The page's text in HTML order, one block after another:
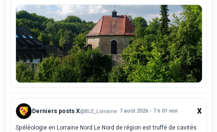
Derniers posts X@BLE_Lorraine· 7 août 2026 - 7 h 01 min X
Spéléologie en Lorraine Nord Le Nord de région est truffé de cavités